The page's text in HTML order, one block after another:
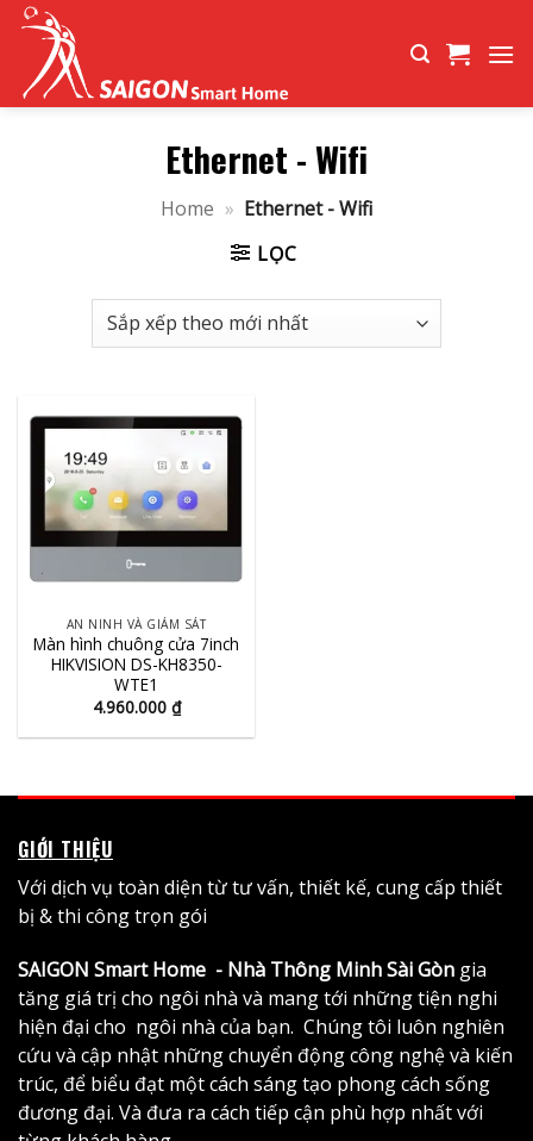
dung
Ethernet - Wifi
Home » Ethernet - Wifi
LỌC
AN NINH VÀ GIÁM SÁT
Màn hình chuông cửa 7inch
HIKVISION DS-KH8350-
WTE1
4.960.000 ₫
GIỚI THIỆU
Với dịch vụ toàn diện từ tư vấn, thiết kế, cung cấp thiết
bị & thi công trọn gói
SAIGON Smart Home - Nhà Thông Minh Sài Gòn gia
tăng giá trị cho ngôi nhà và mang tới những tiện nghi
hiện đại cho ngôi nhà của bạn. Chúng tôi luôn nghiên
cứu và cập nhật những chuyển động công nghệ và kiến
trúc, để biểu đạt một cách sáng tạo phong cách sống
đương đại. Và đưa ra cách tiếp cận phù hợp nhất với